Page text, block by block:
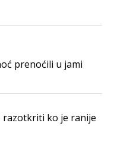
prenoćili u jami
razotkriti ko je ranije